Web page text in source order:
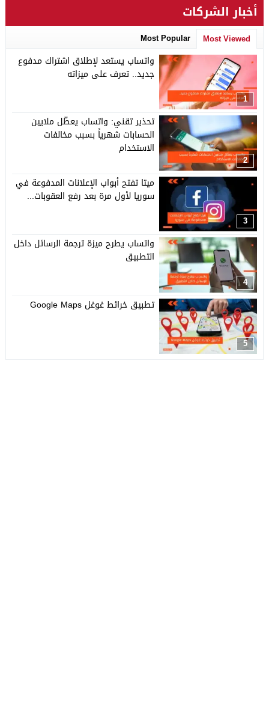
أخبار الشركات
Most Viewed
Most Popular
1
واتساب يستعد لإطلاق اشتراك مدفوع
جديد.. تعرف على ميزاته
2
تحذير تقني: واتساب يعطّل ملايين
الحسابات شهرياً بسبب مخالفات
الاستخدام
3
ميتا تفتح أبواب الإعلانات المدفوعة في
سوريا لأول مرة بعد رفع العقوبات...
4
واتساب يطرح ميزة ترجمة الرسائل داخل
التطبيق
5
تطبيق خرائط غوغل Google Maps